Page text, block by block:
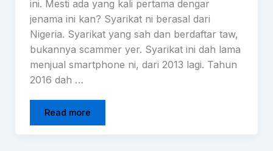
ini. Mesti ada yang kali pertama dengar
jenama ini kan? Syarikat ni berasal dari
Nigeria. Syarikat yang sah dan berdaftar taw,
bukannya scammer yer. Syarikat ini dah lama
menjual smartphone ni, dari 2013 lagi. Tahun
2016 dah …
Read more